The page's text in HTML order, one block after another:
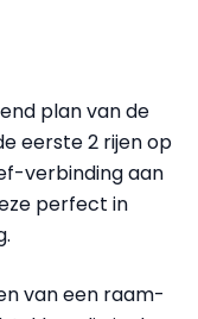
plan van de
eerste 2 rijen op
verbinding aan
perfect in
van een raam-